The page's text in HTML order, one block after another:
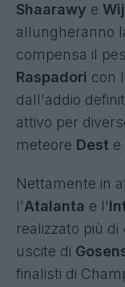
Shaarawy e
allungheranno
compensa il
Raspadori con
dall'addio
attivo per
meteore Dest e
Nettamente in
l'Atalanta e l'
realizzato più
uscite di
finalisti di